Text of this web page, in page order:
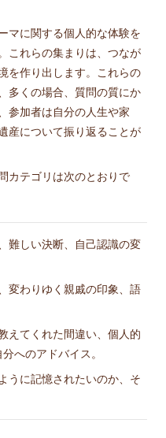
マに関する個人的な体験を
これらの集まりは、つなが
を作り出します。これらの
多くの場合、質問の質にか
参加者は自分の人生や家
産について振り返ることが
カテゴリは次のとおりで
難しい決断、自己認識の変
変わりゆく親戚の印象、語
えてくれた間違い、個人的
へのアドバイス。
うに記憶されたいのか、そ